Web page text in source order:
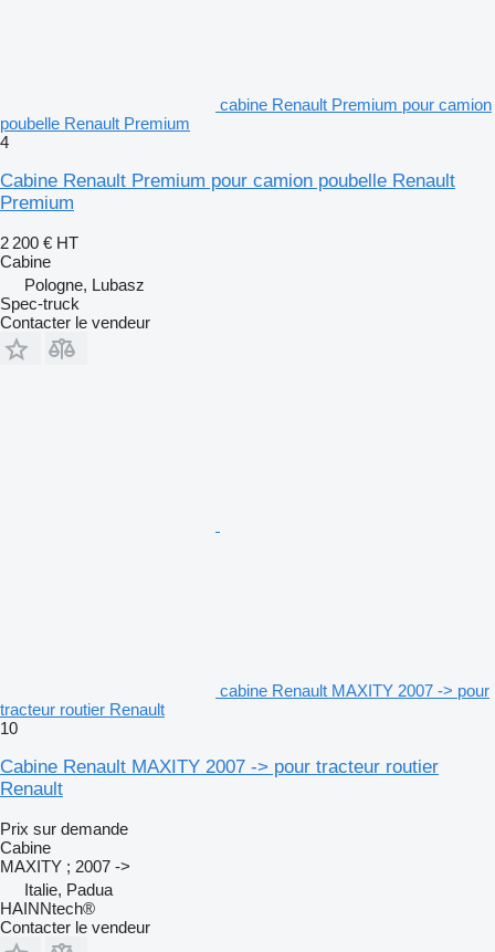
cabine Renault Premium pour camion
poubelle Renault Premium
4
Cabine Renault Premium pour camion poubelle Renault
Premium
2 200 € HT
Cabine
Pologne, Lubasz
Spec-truck
Contacter le vendeur
cabine Renault MAXITY 2007 -> pour
tracteur routier Renault
10
Cabine Renault MAXITY 2007 -> pour tracteur routier
Renault
Prix sur demande
Cabine
MAXITY ; 2007 ->
Italie, Padua
HAINNtech®
Contacter le vendeur